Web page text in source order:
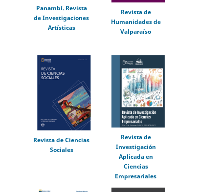
Panambí. Revista
de Investigaciones
Artísticas
Revista de
Humanidades de
Valparaíso
Revista de Ciencias
Sociales
Revista de
Investigación
Aplicada en
Ciencias
Empresariales